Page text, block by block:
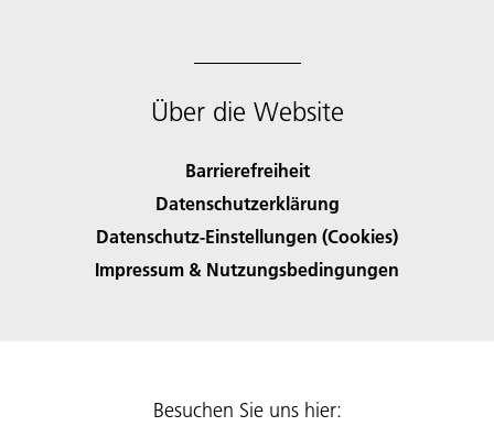
Über die Website
Barrierefreiheit
Datenschutzerklärung
Datenschutz-Einstellungen (Cookies)
Impressum & Nutzungsbedingungen
Besuchen Sie uns hier: